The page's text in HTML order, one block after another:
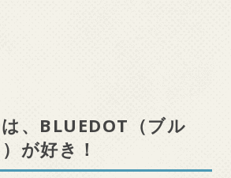
、BLUEDOT（ブル
が好き！